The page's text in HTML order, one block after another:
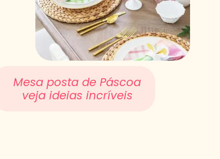
Mesa posta de Páscoa
veja ideias incríveis